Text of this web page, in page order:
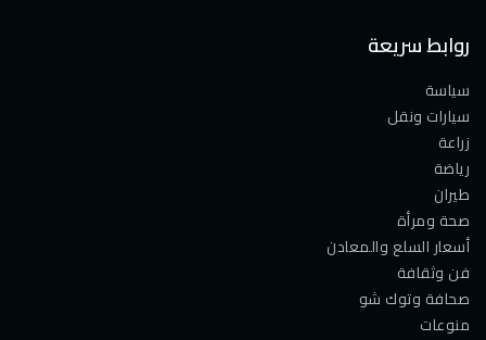
روابط سريعة
سياسة
سيارات ونقل
زراعة
رياضة
طيران
صحة ومرأة
أسعار السلع والمعادن
فن وثقافة
صحافة وتوك شو
منوعات